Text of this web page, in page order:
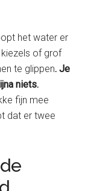
het water er
of grof
te glippen. Je
niets.
fijn mee
dat er twee